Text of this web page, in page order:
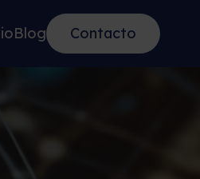
Blog Contacto